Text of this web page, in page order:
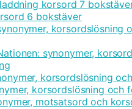
korsord 7
6 bokstäver
korsordslösning
synonymer,
korsordslösning
korsordslösning och
motsatsord och